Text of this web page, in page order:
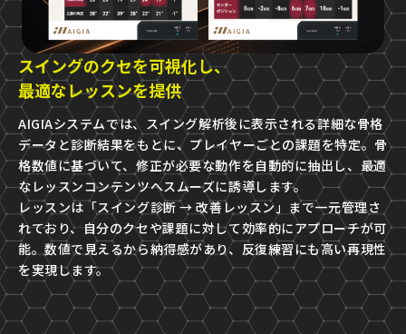
スイングのクセを可視化し、
最適なレッスンを提供
AIGIAシステムでは、スイング解析後に表示される詳細な骨格
データと診断結果をもとに、プレイヤーごとの課題を特定。骨
格数値に基づいて、修正が必要な動作を自動的に抽出し、最適
なレッスンコンテンツへスムーズに誘導します。
レッスンは「スイング診断 → 改善レッスン」まで一元管理さ
れており、自分のクセや課題に対して効率的にアプローチが可
能。数値で見えるから納得感があり、反復練習にも高い再現性
を実現します。